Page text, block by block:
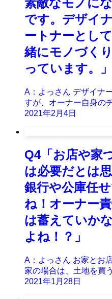
素敵なモノに
です。デザイ
ートナーとし
緒にモノづく
っています。」
A：よっさん デザイナ
すが、オーナー自身の
2021年2月4日
Q4「お店や家
は必要だとは
銀行や公庫任
ね！オーナー
は蓄えていか
よね！？」
A：よっさん お家とお
家の場合は、土地を買
2021年1月28日